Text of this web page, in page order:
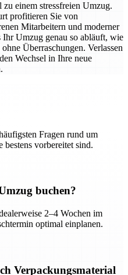
zu einem stressfreien Umzug.
profitieren Sie von
Mitarbeitern und moderner
Ihr Umzug genau so abläuft, wie
Überraschungen. Verlassen
Wechsel in Ihre neue
Fragen rund um
bestens vorbereitet sind.
buchen?
2–4 Wochen im
optimal einplanen.
Verpackungsmaterial